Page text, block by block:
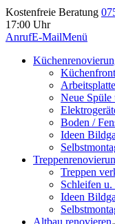
Kostenfreie Beratung
17:00 Uhr
AnrufE-MailMenü
Neue Spüle
Boden /
Ideen
Treppen
Schleifen u.
Ideen
Altbau renovieren